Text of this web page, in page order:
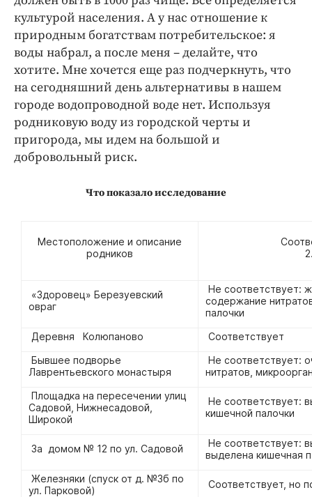
культурой населения. А у нас отношение к
природным богатствам потребительское: я
воды набрал, а после меня – делайте, что
хотите. Мне хочется еще раз подчеркнуть, что
на сегодняшний день альтернативы в нашем
городе водопроводной воде нет. Используя
родниковую воду из городской черты и
пригорода, мы идем на большой и
добровольный риск.
Что показало исследование
Местоположение и описание
родников
«Здоровец» Березуевский
овраг
Не соответствует:
содержание
палочки
Деревня Колюпаново
Соответствует
Бывшее подворье
Лаврентьевского монастыря
Не соответствует:
нитратов,
Площадка на пересечении улиц
Садовой, Нижнесадовой,
Широкой
Не соответствует:
кишечной палочки
За домом № 12 по ул. Садовой
Не соответствует:
выделена кишечная
Железняки (спуск от д. №3б по
ул. Парковой)
Соответствует, но